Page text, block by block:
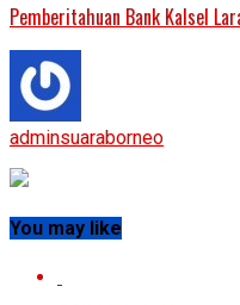
Pemberitahuan Bank Kalsel
adminsuaraborneo
You may like